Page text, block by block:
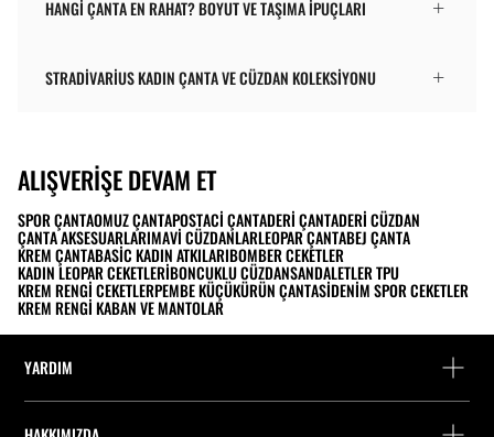
HANGI ÇANTA EN RAHAT? BOYUT VE TAŞIMA IPUÇLARI
STRADIVARIUS KADIN ÇANTA VE CÜZDAN KOLEKSIYONU
ALIŞVERIŞE DEVAM ET
SPOR ÇANTAOMUZ ÇANTAPOSTACI ÇANTADERI ÇANTADERI CÜZDAN
ÇANTA AKSESUARLARIMAVI CÜZDANLARLEOPAR ÇANTABEJ ÇANTA
KREM ÇANTABASIC KADIN ATKILARIBOMBER CEKETLER
KADIN LEOPAR CEKETLERIBONCUKLU CÜZDANSANDALETLER TPU
KREM RENGI CEKETLERPEMBE KÜÇÜKÜRÜN ÇANTASIDENIM SPOR CEKETLER
KREM RENGI KABAN VE MANTOLAR
YARDIM